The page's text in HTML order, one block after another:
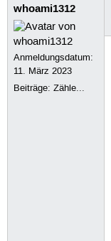
whoami1312
Anmeldungsdatum:
11. März 2023
Beiträge:Zähle...